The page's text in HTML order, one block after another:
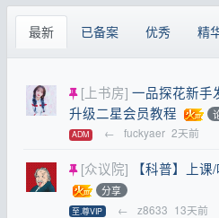
最新 已备案 优秀 精
[上书房] 一品探花新手
升级二星会员教程
ADM ← fuckyaer 2天前
[众议院] 【科普】上
分享
至.尊VIP ← z8633 13天前